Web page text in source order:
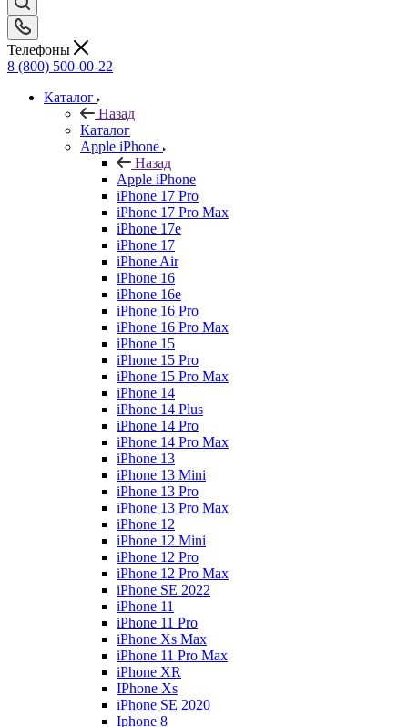
Телефоны
8 (800) 500-00-22
Каталог
Назад
Каталог
Apple iPhone
Назад
Apple iPhone
iPhone 17 Pro
iPhone 17 Pro Max
iPhone 17e
iPhone 17
iPhone Air
iPhone 16
iPhone 16e
iPhone 16 Pro
iPhone 16 Pro Max
iPhone 15
iPhone 15 Pro
iPhone 15 Pro Max
iPhone 14
iPhone 14 Plus
iPhone 14 Pro
iPhone 14 Pro Max
iPhone 13
iPhone 13 Mini
iPhone 13 Pro
iPhone 13 Pro Max
iPhone 12
iPhone 12 Mini
iPhone 12 Pro
iPhone 12 Pro Max
iPhone SE 2022
iPhone 11
iPhone 11 Pro
iPhone Xs Max
iPhone 11 Pro Max
iPhone XR
IPhone Xs
iPhone SE 2020
Iphone 8